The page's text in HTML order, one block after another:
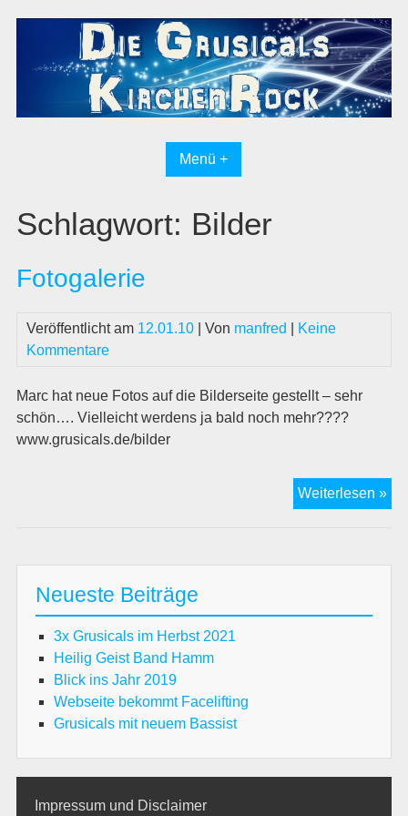
Menü +
Schlagwort: Bilder
Fotogalerie
Veröffentlicht am 12.01.10| Von manfred
Keine
Kommentare
Marc hat neue Fotos auf die Bilderseite gestellt – sehr
schön…. Vielleicht werdens ja bald noch mehr????
www.grusicals.de/bilder
Weiterlesen »
Neueste Beiträge
3x Grusicals im Herbst 2021
Heilig Geist Band Hamm
Blick ins Jahr 2019
Webseite bekommt Facelifting
Grusicals mit neuem Bassist
Impressum und Disclaimer